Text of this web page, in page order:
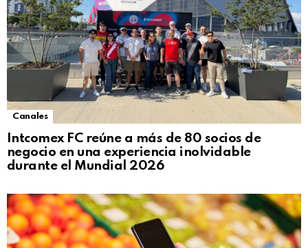
Canales
Intcomex FC reúne a más de 80 socios de
negocio en una experiencia inolvidable
durante el Mundial 2026